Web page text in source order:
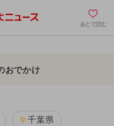
あとで読む
おでかけ
千葉県